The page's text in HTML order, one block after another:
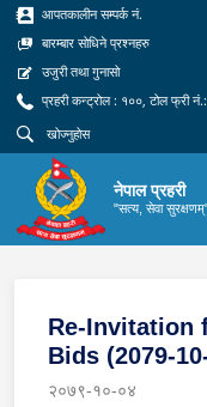
आपतकालीन सम्पर्क नं.
बारम्बार सोधिने प्रश्नहरु
उजुरी तथा गुनासो
प्रहरी कन्ट्रोल : १००, टोल फ्री
नेपाल प्रहरी
"सत्य, सेवा
Re-Invitation
Bids (2079-
२०७९-१०-०४